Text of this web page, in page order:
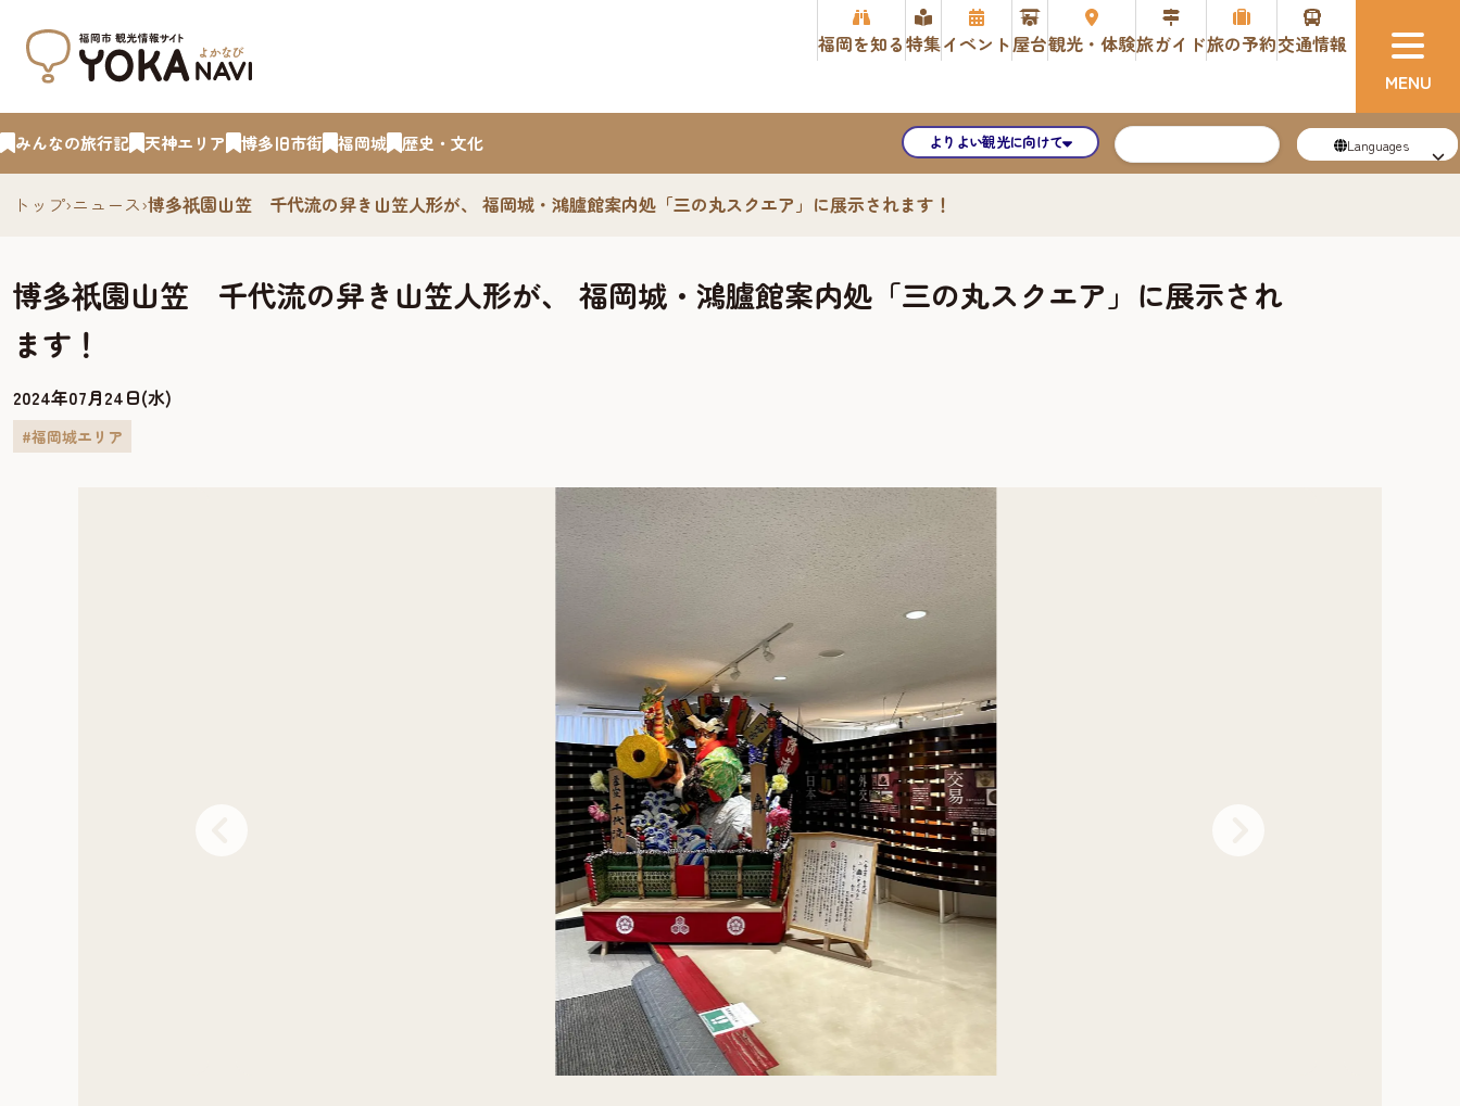
福岡を知る特集イベント屋台観光・体験旅ガイド旅の予約交通情報
みんなの旅行記 天神エリア 博多旧市街 福岡城 歴史・文化 よりよい観光に向けて Languages
トップ›ニュース›博多祇園山笠 千代流の舁き山笠人形が、 福岡城・鴻臚館案内処「三の丸スクエア」に展示されます！
博多祇園山笠 千代流の舁き山笠人形が、 福岡城・鴻臚館案内処「三の丸スクエア」に展示され
ます！
2024年07月24日(水)
#福岡城エリア